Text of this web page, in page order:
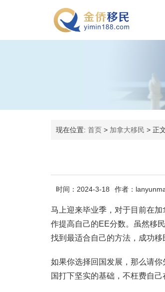
现在位置: 首页 > 加拿大移民 > 正
时间：2024-3-18 作者：
马上迎来毕业季，对于目前在
作提高自己的EE分数。虽然移
找到最适合自己的方法，成功
如果你选择回国发展，那么请
国打下坚实的基础，不枉费自己